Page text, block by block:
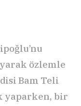
özlemle
Bam Teli
yaparken, bir